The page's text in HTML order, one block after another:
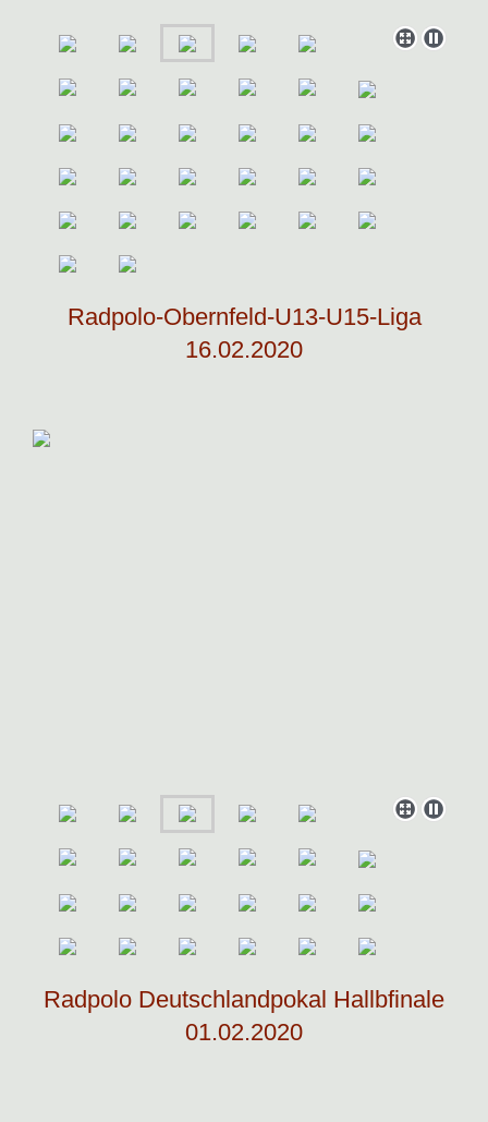
Radpolo-Obernfeld-U13-U15-Liga
16.02.2020
Radpolo Deutschlandpokal Hallbfinale
01.02.2020